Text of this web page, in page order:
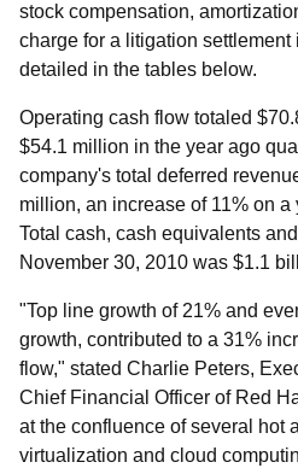
stock compensation,
charge for a litigation settlement
detailed in the tables below.
Operating cash flow totaled
$54.1 million in the year ago
company's total deferred
million, an increase of 11% on a
Total cash, cash equivalents
November 30, 2010 was $1.1
"Top line growth of 21% and
growth, contributed to a 31%
flow," stated Charlie Peters,
Chief Financial Officer of Red
at the confluence of several hot
virtualization and cloud